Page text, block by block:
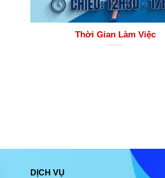
Thời Gian Làm Việc
DỊCH VỤ